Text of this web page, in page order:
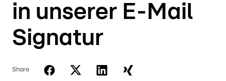
in unserer E-Mail
Signatur
Share